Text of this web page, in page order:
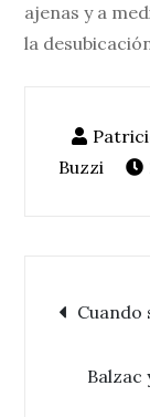
ajenas y a
la
de
Cuando
Balzac